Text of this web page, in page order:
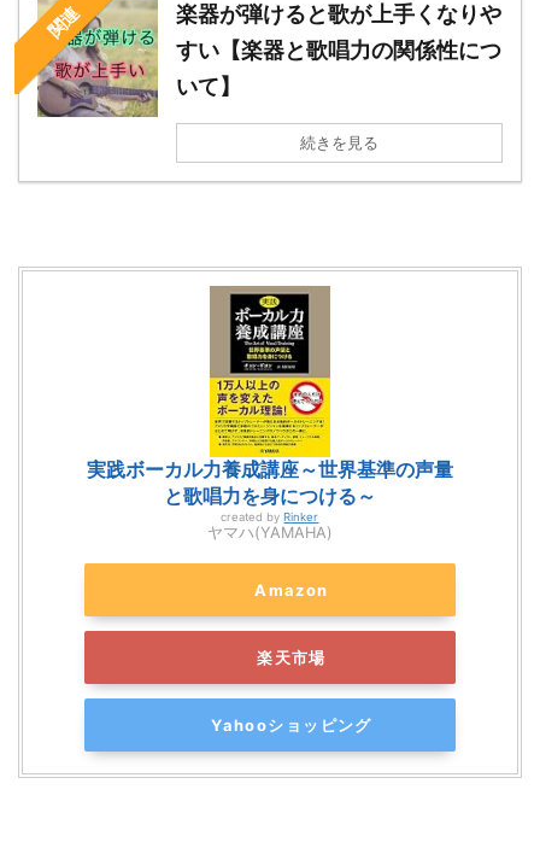
関連
楽器が弾けると歌が上手くなりや
すい【楽器と歌唱力の関係性につ
いて】
続きを見る
実践ボーカル力養成講座～世界基準の声量
と歌唱力を身につける～
created byRinker
ヤマハ(YAMAHA)
Amazon
楽天市場
Yahooショッピング